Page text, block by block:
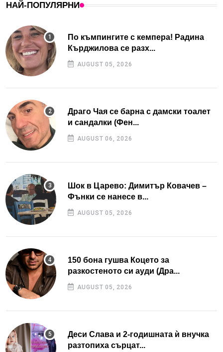
НАЙ-ПОПУЛЯРНИ
По къмпингите с кемпера! Радина
Кърджилова се разх...
AUGUST 05, 2026
Драго Чая се барна с дамски тоалет
и сандалки (Фен...
AUGUST 06, 2026
Шок в Царево: Димитър Ковачев –
Фънки се нанесе в...
AUGUST 05, 2026
150 бона гушва Коцето за
разкостеното си ауди (Дра...
AUGUST 05, 2026
Деси Слава и 2-годишната ѝ внучка
разтопиха сърцат...